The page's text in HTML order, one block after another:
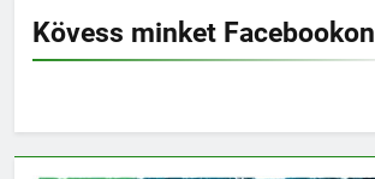
Kövess minket Facebookon